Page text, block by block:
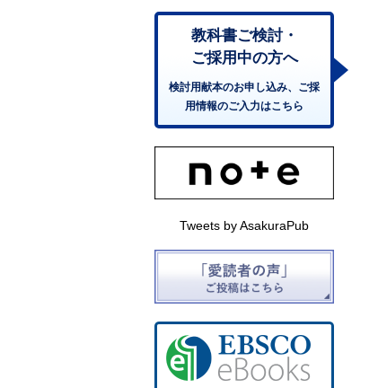
教科書ご検討・
ご採用中の方へ
検討用献本のお申し込み、ご採
用情報のご入力はこちら
Tweets by AsakuraPub